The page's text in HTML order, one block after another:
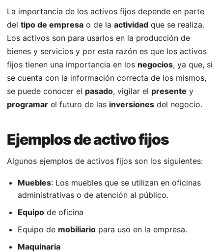
La importancia de los activos fijos depende en parte
del tipo de empresa o de la actividad que se realiza.
Los activos son para usarlos en la producción de
bienes y servicios y por esta razón es que los activos
fijos tienen una importancia en los negocios, ya que, si
se cuenta con la información correcta de los mismos,
se puede conocer el pasado, vigilar el presente y
programar el futuro de las inversiones del negocio.
Ejemplos de activo fijos
Algunos ejemplos de activos fijos son los siguientes:
Muebles: Los muebles que se utilizan en oficinas
administrativas o de atención al público.
Equipo de oficina
Equipo de mobiliario para uso en la empresa.
Maquinaria